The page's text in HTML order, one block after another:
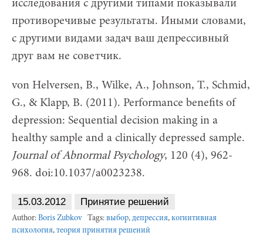
исследования с другими типами показывали
противоречивые результаты. Иными словами,
с другими видами задач ваш депрессивный
друг вам не советчик.
von Helversen, B., Wilke, A., Johnson, T., Schmid,
G., & Klapp, B. (2011). Performance benefits of
depression: Sequential decision making in a
healthy sample and a clinically depressed sample.
Journal of Abnormal Psychology, 120 (4), 962-
968. doi:10.1037/a0023238.
15.03.2012 Принятие решений
Author: Boris Zubkov Tags: выбор, депрессия, когнитивная
психология, теория принятия решений